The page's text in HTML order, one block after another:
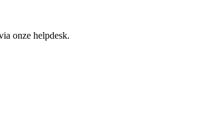
onze helpdesk.